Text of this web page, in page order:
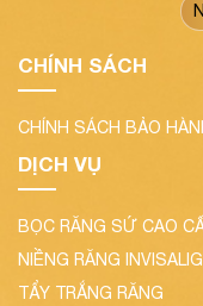
CHÍNH SÁCH
CHÍNH SÁCH BẢO
DỊCH VỤ
BỌC RĂNG SỨ CAO
NIỀNG RĂNG
TẨY TRẮNG RĂNG